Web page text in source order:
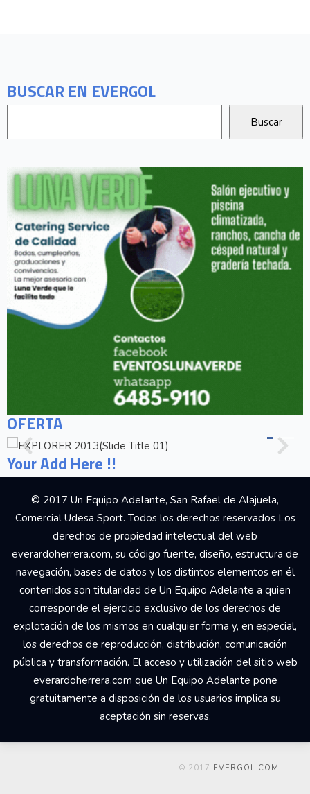
BUSCAR EN EVERGOL
OFERTA
Your Add Here !!
© 2017 Un Equipo Adelante, San Rafael de Alajuela,
Comercial Udesa Sport. Todos los derechos reservados Los
derechos de propiedad intelectual del web
everardoherrera.com, su código fuente, diseño, estructura de
navegación, bases de datos y los distintos elementos en él
contenidos son titularidad de Un Equipo Adelante a quien
corresponde el ejercicio exclusivo de los derechos de
explotación de los mismos en cualquier forma y, en especial,
los derechos de reproducción, distribución, comunicación
pública y transformación. El acceso y utilización del sitio web
everardoherrera.com que Un Equipo Adelante pone
gratuitamente a disposición de los usuarios implica su
aceptación sin reservas.
© 2017 EVERGOL.COM